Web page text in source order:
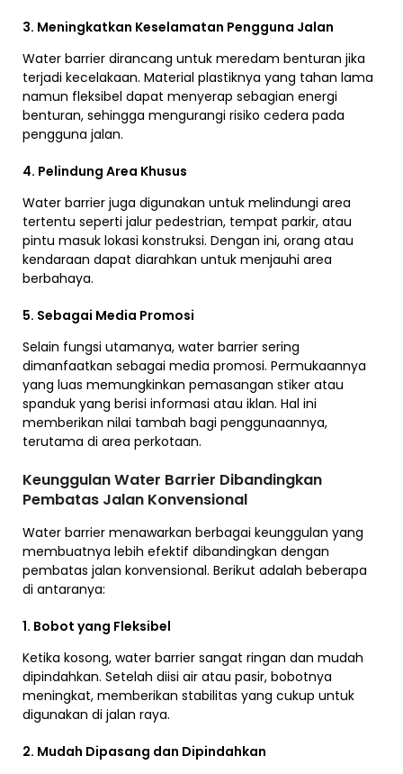
3. Meningkatkan Keselamatan Pengguna Jalan
Water barrier dirancang untuk meredam benturan jika
terjadi kecelakaan. Material plastiknya yang tahan lama
namun fleksibel dapat menyerap sebagian energi
benturan, sehingga mengurangi risiko cedera pada
pengguna jalan.
4. Pelindung Area Khusus
Water barrier juga digunakan untuk melindungi area
tertentu seperti jalur pedestrian, tempat parkir, atau
pintu masuk lokasi konstruksi. Dengan ini, orang atau
kendaraan dapat diarahkan untuk menjauhi area
berbahaya.
5. Sebagai Media Promosi
Selain fungsi utamanya, water barrier sering
dimanfaatkan sebagai media promosi. Permukaannya
yang luas memungkinkan pemasangan stiker atau
spanduk yang berisi informasi atau iklan. Hal ini
memberikan nilai tambah bagi penggunaannya,
terutama di area perkotaan.
Keunggulan Water Barrier Dibandingkan
Pembatas Jalan Konvensional
Water barrier menawarkan berbagai keunggulan yang
membuatnya lebih efektif dibandingkan dengan
pembatas jalan konvensional. Berikut adalah beberapa
di antaranya:
1. Bobot yang Fleksibel
Ketika kosong, water barrier sangat ringan dan mudah
dipindahkan. Setelah diisi air atau pasir, bobotnya
meningkat, memberikan stabilitas yang cukup untuk
digunakan di jalan raya.
2. Mudah Dipasang dan Dipindahkan